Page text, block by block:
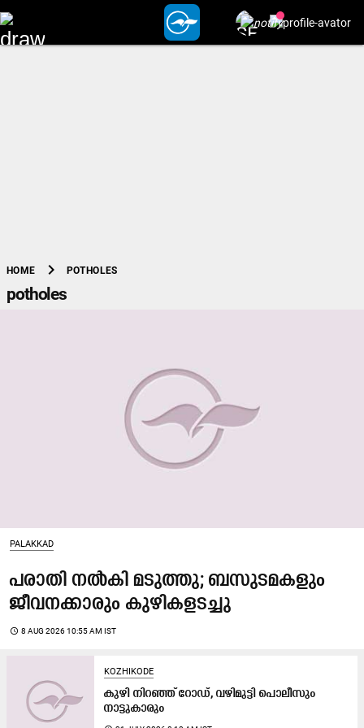
HOME chevron_right POTHOLES
potholes
PALAKKAD
പരാതി നൽകി മടുത്തു; ബസുടമകളും
ജീവനക്കാരും കുഴികളടച്ചു
access_time 8 AUG 2026 10:55 AM IST
KOZHIKODE
കുഴി നിറഞ്ഞ് റോഡ്, വഴിമുട്ടി പൊലീസും
നാട്ടുകാരും